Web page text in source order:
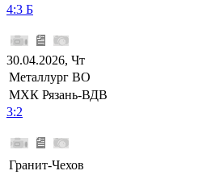
4:3 Б
30.04.2026, Чт
Металлург ВО
МХК Рязань-ВДВ
3:2
Гранит-Чехов